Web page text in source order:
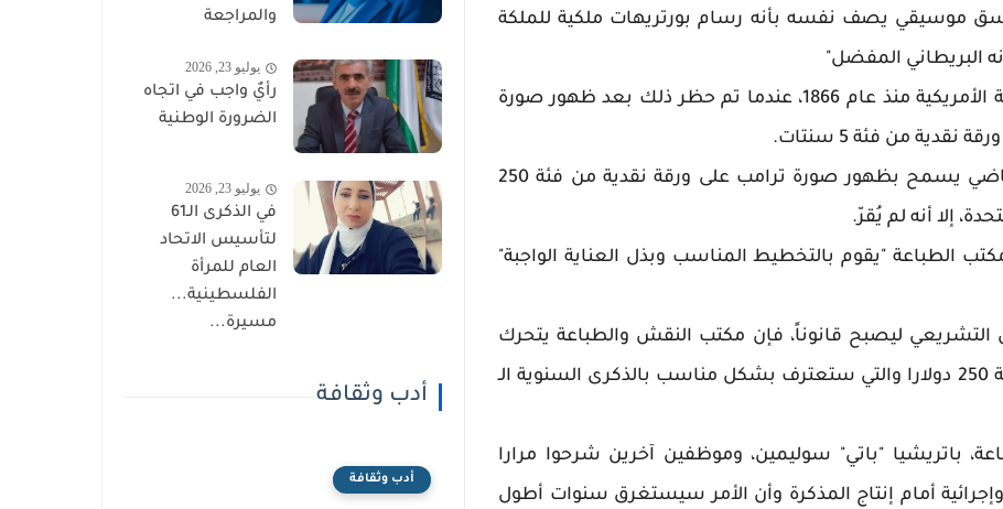
موسيقي يصف نفسه بأنه رسام بورتريهات ملكية للملكة
البريطاني المفضل"
لم يظهر أي شخص على قيد الحياة على العملة الأمريكية منذ عام 1866، عندما تم حظر ذلك بعد ظهور صورة
من فئة 5 سنتات.
وقُدِّم مشروع قانون في الكونغرس العام الماضي يسمح بظهور صورة ترامب على ورقة نقدية من فئة 250
الطباعة "يقوم بالتخطيط المناسب وبذل العناية الواجبة"
التشريعي ليصبح قانوناً، فإن مكتب النقش والطباعة يتحرك
بشكل استباقي لإنتاج ورقة نقدية تذكارية بقيمة 250 دولارا والتي ستعترف بشكل مناسب بالذكرى السنوية الـ
باتريشيا "باتي" سوليمين، وموظفين آخرين شرحوا مرارا
أمام إنتاج المذكرة وأن الأمر سيستغرق سنوات أطول
والمراجعة
يوليو 23, 2026
رأيٌ واجب في اتجاه
الضرورة الوطنية
يوليو 23, 2026
في الذكرى الـ61
لتأسيس الاتحاد
العام للمرأة
الفلسطينية...
مسيرة...
أدب وثقافة
أدب وثقافة